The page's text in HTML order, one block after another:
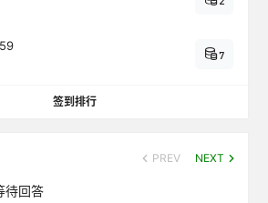
7
签到排行
PREV NEXT
待回答